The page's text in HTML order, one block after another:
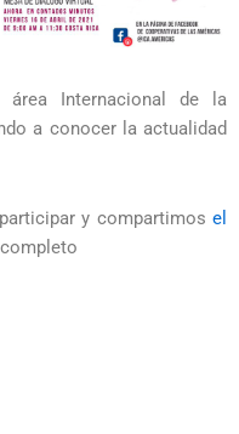
área Internacional de la
a conocer la actualidad
y compartimos el